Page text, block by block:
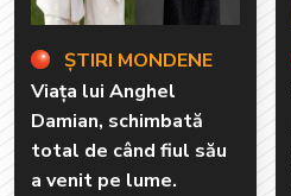
ȘTIRI MONDENE
Viața lui Anghel
Damian, schimbată
total de când fiul său
a venit pe lume.